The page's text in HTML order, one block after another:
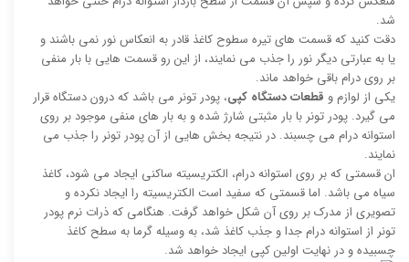
شد.
دقت کنید که قسمت های تیره سطوح کاغذ قادر به انعکاس نور نمی باشند و
یا به عبارتی دیگر نور را جذب می نمایند، از این رو قسمت هایی با بار منفی
بر روی درام باقی خواهد ماند.
یکی از لوازم و قطعات دستگاه کپی، پودر تونر می باشد که درون دستگاه قرار
می گیرد. پودر تونر با بار مثبتی شارژ شده و به بار های منفی موجود بر روی
استوانه درام می چسبند. در نتیجه بخش هایی از آن پودر تونر را جذب می
نمایند.
ان قسمتی که بر روی استوانه درام، الکتریسیته ساکنی ایجاد می شود، کاغذ
سیاه می باشد. اما قسمتی که سفید است الکتریسیته را ایجاد نکرده و
تصویری از مدرک بر روی آن شکل خواهد گرفت. هنگامی که ذرات نرم پودر
تونر از استوانه درام جدا و جذب کاغذ شد، به وسیله گرما به سطح کاغذ
چسبیده و در نهایت اولین کپی ایجاد خواهد شد.